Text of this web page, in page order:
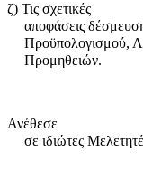
ζ) Τις σχετικές
αποφάσεις
Προϋπολογισμού,
Προμηθειών.
Ανέθεσε
σε ιδιώτες